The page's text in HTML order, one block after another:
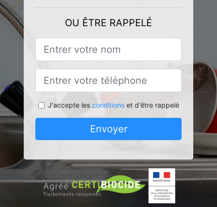
OU ÊTRE RAPPELÉ
J'accepte les conditionset d'être rappelé
Envoyer